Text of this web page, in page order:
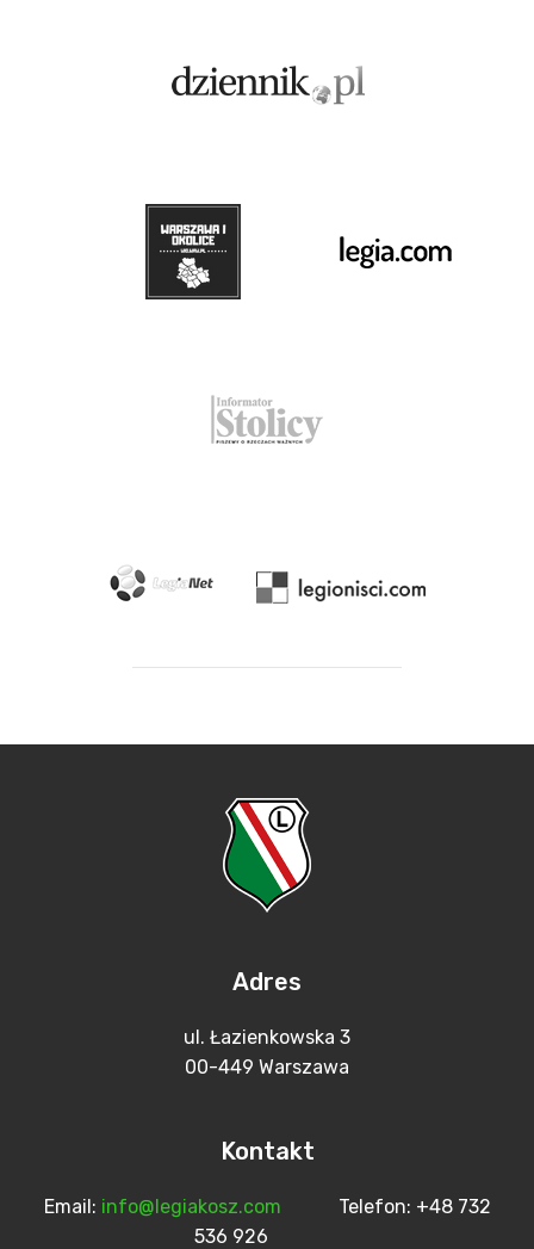
Adres
ul. Łazienkowska 3
00-449 Warszawa
Kontakt
Email: info@legiakosz.com Telefon: +48 732
536 926